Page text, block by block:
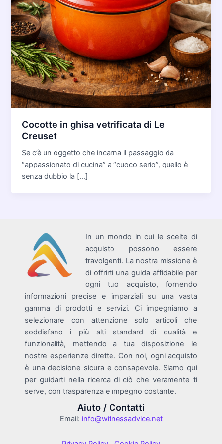
Cocotte in ghisa vetrificata di Le
Creuset
Se c’è un oggetto che incarna il passaggio da
“appassionato di cucina” a “cuoco serio”, quello è
senza dubbio la […]
In un mondo in cui le scelte di
acquisto possono essere
travolgenti. La nostra missione è
di offrirti una guida affidabile per
ogni tuo acquisto, fornendo
informazioni precise e imparziali su una vasta
gamma di prodotti e servizi. Ci impegniamo a
selezionare con attenzione solo articoli che
soddisfano i più alti standard di qualità e
funzionalità, mettendo a tua disposizione le
nostre esperienze dirette. Con noi, ogni acquisto
è una decisione sicura e consapevole. Siamo qui
per guidarti nella ricerca di ciò che veramente ti
serve, con trasparenza e impegno costante.
Aiuto / Contatti
Email: info@witnessadvice.net